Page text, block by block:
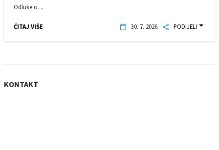
Odluke o ...
ČITAJ VIŠE 30. 7. 2026. PODIJELI
KONTAKT